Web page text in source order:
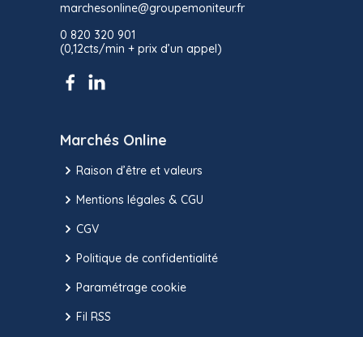
marchesonline@groupemoniteur.fr
0 820 320 901
(0,12cts/min + prix d’un appel)
Marchés Online
Raison d’être et valeurs
Mentions légales & CGU
CGV
Politique de confidentialité
Paramétrage cookie
Fil RSS